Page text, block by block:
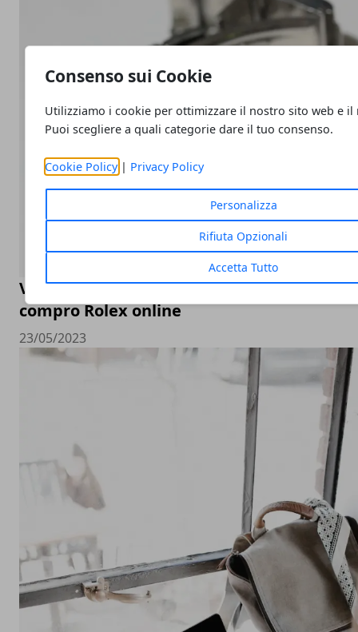
Consenso sui Cookie
Utilizziamo i cookie per ottimizzare il nostro sito web e il
Puoi scegliere a quali categorie dare il tuo consenso.
Cookie Policy| Privacy Policy
Personalizza
Rifiuta Opzionali
Accetta Tutto
Valutazione orologi Rolex online, come
compro Rolex online
23/05/2023